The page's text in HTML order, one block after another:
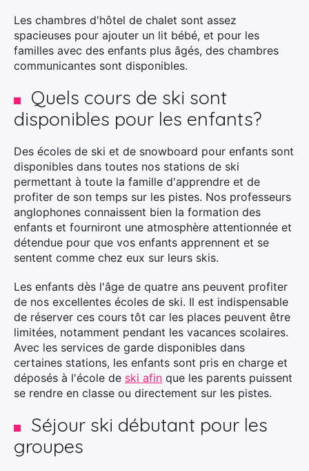
Les chambres d'hôtel de chalet sont assez
spacieuses pour ajouter un lit bébé, et pour les
familles avec des enfants plus âgés, des chambres
communicantes sont disponibles.
Quels cours de ski sont
disponibles pour les enfants?
Des écoles de ski et de snowboard pour enfants sont
disponibles dans toutes nos stations de ski
permettant à toute la famille d'apprendre et de
profiter de son temps sur les pistes. Nos professeurs
anglophones connaissent bien la formation des
enfants et fourniront une atmosphère attentionnée et
détendue pour que vos enfants apprennent et se
sentent comme chez eux sur leurs skis.
Les enfants dès l'âge de quatre ans peuvent profiter
de nos excellentes écoles de ski. Il est indispensable
de réserver ces cours tôt car les places peuvent être
limitées, notamment pendant les vacances scolaires.
Avec les services de garde disponibles dans
certaines stations, les enfants sont pris en charge et
déposés à l'école de ski afin que les parents puissent
se rendre en classe ou directement sur les pistes.
Séjour ski débutant pour les
groupes